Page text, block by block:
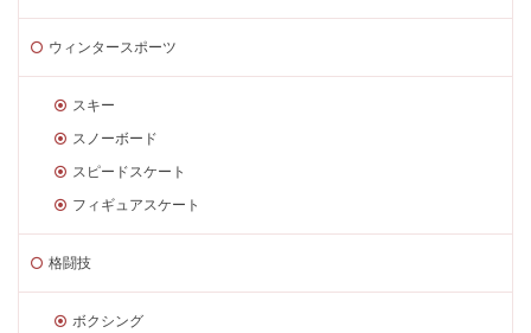
ウィンタースポーツ
スキー
スノーボード
スピードスケート
フィギュアスケート
格闘技
ボクシング